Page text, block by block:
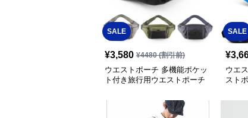
SALE
¥3,580 ¥4480(割引前)
ウエストポーチ 多機能ポケッ
ト付き旅行用ウエストポーチ
SALE
¥
ウエ
スト